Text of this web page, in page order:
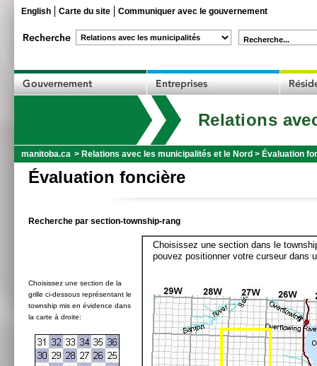
English Carte du site Communiquer avec le gouvernement
Recherche...
Relations
manitoba.ca > Relations avec les municipalités et le Nord > Évaluation
Évaluation foncière
Recherche par section-township-rang
Choisissez une section de la
grille ci-dessous représentant le
township mis en évidence dans
la carte à droite:
Choisissez une section dans le
pouvez positionner votre curseur dans